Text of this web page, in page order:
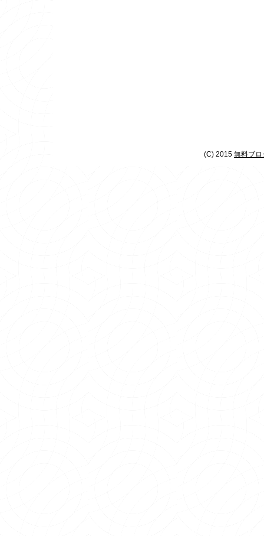
(C) 2015 無料ブロ